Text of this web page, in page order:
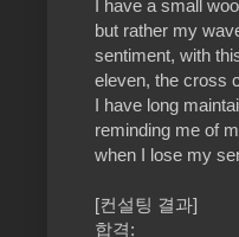
I have a small
but rather my
sentiment, with
eleven, the cross
I have long
reminding me of
when I lose my
[컨설팅 결과]
합격: